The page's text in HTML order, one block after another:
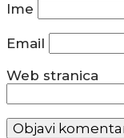
Ime
Email
Web stranica